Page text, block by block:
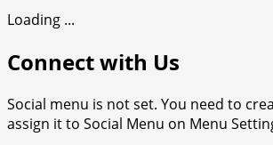
Loading ...
Connect with Us
Social menu is not set. You need to
assign it to Social Menu on Menu